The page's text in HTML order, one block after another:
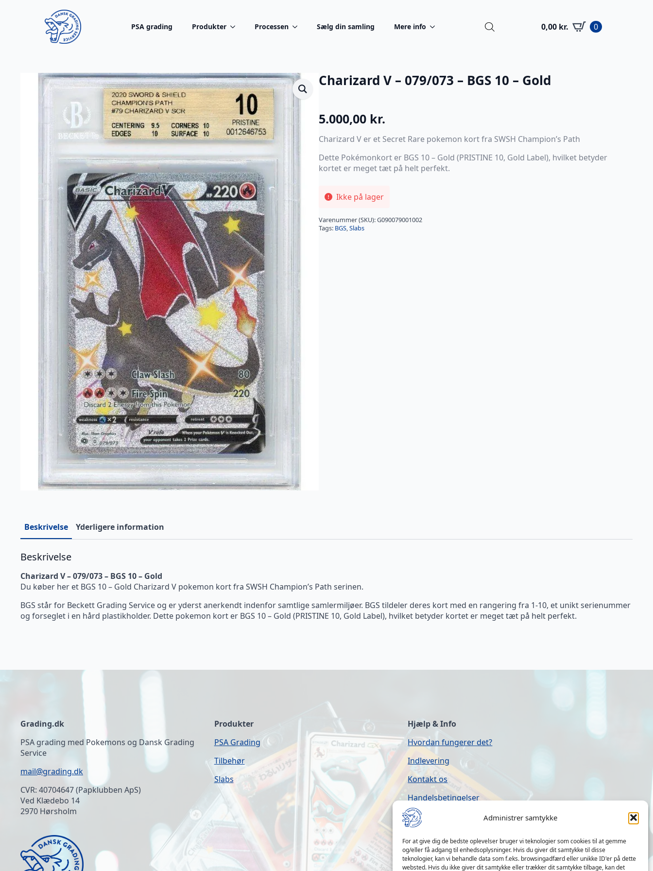
Administrer samtykke
For at give dig de bedste oplevelser bruger vi teknologier som cookies til at gemme
og/eller få adgang til enhedsoplysninger. Hvis du giver dit samtykke til disse
teknologier, kan vi behandle data som f.eks. browsingadfærd eller unikke ID'er på dette
websted. Hvis du ikke giver dit samtykke eller trækker dit samtykke tilbage, kan det
PSA grading Produkter Processen Sælg din samling Mere info 0,00 kr. 0
Charizard V – 079/073 – BGS 10 – Gold
5.000,00 kr.
Charizard V er et Secret Rare pokemon kort fra SWSH Champion’s Path
Dette Pokémonkort er BGS 10 – Gold (PRISTINE 10, Gold Label), hvilket betyder
kortet er meget tæt på helt perfekt.
Ikke på lager
Varenummer (SKU):G090079001002
Tags: BGS,Slabs
Beskrivelse Yderligere information
Beskrivelse
Charizard V – 079/073 – BGS 10 – Gold
Du køber her et BGS 10 – Gold Charizard V pokemon kort fra SWSH Champion’s Path serinen.
BGS står for Beckett Grading Service og er yderst anerkendt indenfor samtlige samlermiljøer. BGS tildeler deres kort med en rangering fra 1-10, et unikt serienummer
og forseglet i en hård plastikholder. Dette pokemon kort er BGS 10 – Gold (PRISTINE 10, Gold Label), hvilket betyder kortet er meget tæt på helt perfekt.
Grading.dk
PSA grading med Pokemons og Dansk Grading
Service
mail@grading.dk
CVR: 40704647 (Papklubben ApS)
Ved Klædebo 14
2970 Hørsholm
Produkter
PSA Grading
Tilbehør
Slabs
Hjælp & Info
Hvordan fungerer det?
Indlevering
Kontakt os
Handelsbetingelser
FAQ
Åbningstider